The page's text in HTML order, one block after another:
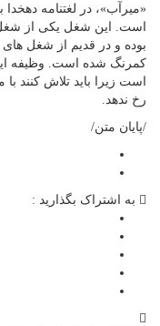
«میرآب»، در لغتنامه
است. این شغل یکی از
بوده و در قدیم از شغل های
کمرنگ شده است. وظیفه
است زیرا باید تلاش کنند
رخ ندهد.
/پایان متن/
به اشتراک بگذارید :